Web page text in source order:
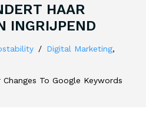
HAAR
INGRIJPEND
/ Digital Marketing,